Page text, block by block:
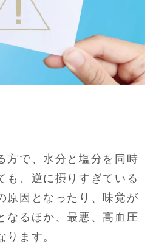
方で、水分と塩分を同時
も、逆に摂りすぎている
原因となったり、味覚が
なるほか、最悪、高血圧
ります。